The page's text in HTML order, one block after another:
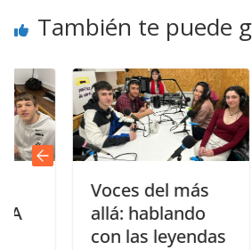
También te puede
Voces del más
allá: hablando
con las leyendas